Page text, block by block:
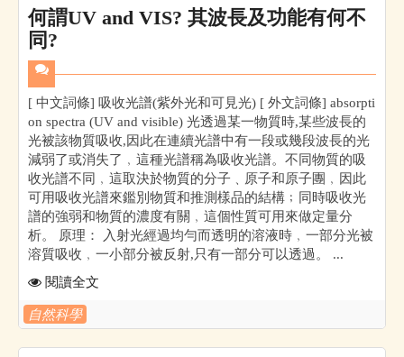
何謂UV and VIS? 其波長及功能有何不
同?
[ 中文詞條] 吸收光譜(紫外光和可見光) [ 外文詞條] absorpti
on spectra (UV and visible) 光透過某一物質時,某些波長的
光被該物質吸收,因此在連續光譜中有一段或幾段波長的光
減弱了或消失了﹐這種光譜稱為吸收光譜。不同物質的吸
收光譜不同﹐這取決於物質的分子﹑原子和原子團﹐因此
可用吸收光譜來鑑別物質和推測樣品的結構﹔同時吸收光
譜的強弱和物質的濃度有關﹐這個性質可用來做定量分
析。 原理： 入射光經過均勻而透明的溶液時﹐一部分光被
溶質吸收﹐一小部分被反射,只有一部分可以透過。 ...
閱讀全文
自然科學